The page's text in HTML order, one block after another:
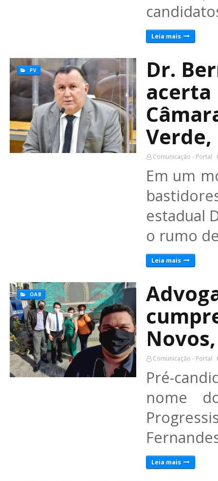
Leia mais
PV
Dr.
acerta
Verde,
Comunicação - Portal
Em um
estadual
o rumo
Leia mais
OAB
Comunicação - Portal
Pré-
nome
Leia mais